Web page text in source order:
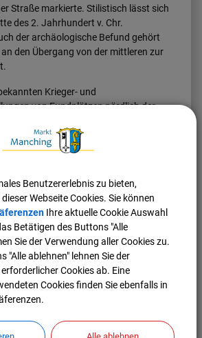
Straße markierte. Stilistisch lässt sich
des 2. Jahrhundert v. Chr.
der archäologische Befund gehört
an den Übergang von der mittleren zur
Krieger- und
von Fundplätzen nördlich der
aufweist. Die Statuette nimmt eine
aufgrund der verwendeten Technik
Bronzekleinplastik ein. Durch
instrumentelle Metallanalysen,
und die partielle Freilegung der
konnten neue Erkenntnisse über
funktionale Nutzung und
gewonnen werden, die zur
ursprünglichen Erscheinung und zur
außergewöhnlichen Figur beitragen.
des kelten römer museums ist bis
geöffnet. Eine Anmeldung zur
ist
erforderlich.
Benutzererlebnis zu bieten,
Webseite Cookies. Sie können
Ihre aktuelle Cookie Auswahl
Betätigen des Buttons "Alle
Sie der Verwendung aller Cookies zu.
"Alle ablehnen" lehnen Sie der
Cookies ab. Eine
Cookies finden Sie ebenfalls in